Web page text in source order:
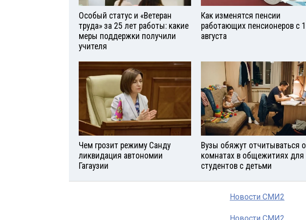
Особый статус и «Ветеран
труда» за 25 лет работы: какие
меры поддержки получили
учителя
Как изменятся пенсии
работающих пенсионеров с 1
августа
Чем грозит режиму Санду
ликвидация автономии
Гагаузии
Вузы обяжут отчитываться о
комнатах в общежитиях для
студентов с детьми
Новости СМИ2